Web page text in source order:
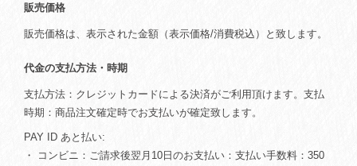
販売価格
販売価格は、表示された金額（表示価格/消費税込）と致します。
代金の支払方法・時期
支払方法：クレジットカードによる決済がご利用頂けます。支払
時期：商品注文確定時でお支払いが確定致します。
PAY ID あと払い:
・ コンビニ：ご請求後翌月10日のお支払い：支払い手数料：350